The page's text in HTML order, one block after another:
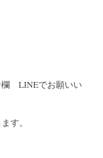
　LINEでお願いい
す。